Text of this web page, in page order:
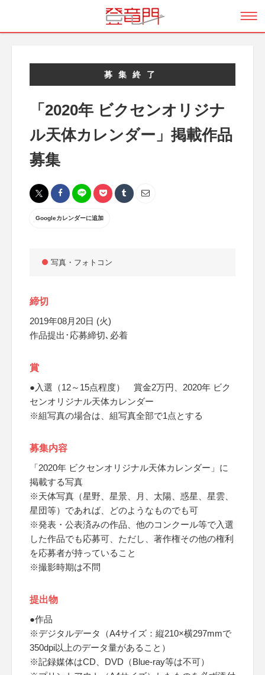
募集終了
「2020年 ビクセンオリジナ
ル天体カレンダー」掲載作品
募集
Googleカレンダーに追加
写真・フォトコン
締切
2019年08月20日 (火)
作品提出･応募締切､必着
賞
●入選（12～15点程度） 賞金2万円、2020年 ビク
センオリジナル天体カレンダー
※組写真の場合は、組写真全部で1点とする
募集内容
「2020年 ビクセンオリジナル天体カレンダー」に
掲載する写真
※天体写真（星野、星景、月、太陽、惑星、星雲、
星団等）であれば、どのようなものでも可
※発表・公表済みの作品、他のコンクール等で入選
した作品でも応募可、ただし、著作権その他の権利
を応募者が持っていること
※撮影時期は不問
提出物
●作品
※デジタルデータ（A4サイズ：縦210×横297mmで
350dpi以上のデータ量があること）
※記録媒体はCD、DVD（Blue-ray等は不可）